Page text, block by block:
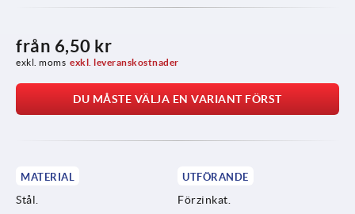
från 6,50 kr
exkl. moms exkl. leveranskostnader
DU MÅSTE VÄLJA EN VARIANT FÖRST
MATERIAL
Stål.
UTFÖRANDE
Förzinkat.